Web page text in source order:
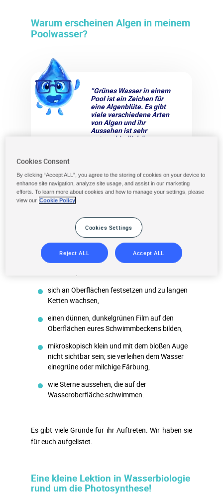
Warum erscheinen Algen in meinem
Poolwasser?
“Grünes Wasser in einem
Pool ist ein Zeichen für
eine Algenblüte. Es gibt
viele verschiedene Arten
von Algen und ihr
Aussehen ist sehr
unterschiedlich.”
In einem Pool können sie:
die Form von schwebenden grünen Fäden
annehmen,,
sich zu Klumpen oder schwimmenden
Teppichen zusammenballen,
sich im Boden eures Schwimmbeckens
sich an Oberflächen festsetzen und zu langen
Ketten wachsen,
einen dünnen, dunkelgrünen Film auf den
Oberflächen eures Schwimmbeckens bilden,
mikroskopisch klein und mit dem bloßen Auge
nicht sichtbar sein; sie verleihen dem Wasser
einegrüne oder milchige Färbung,
wie Sterne aussehen, die auf der
Wasseroberfläche schwimmen.
Es gibt viele Gründe für ihr Auftreten. Wir haben sie
für euch aufgelistet.
Eine kleine Lektion in Wasserbiologie
rund um die Photosynthese!
Cookies Consent
By clicking “Accept ALL”, you agree to the storing of cookies on your device to
enhance site navigation, analyze site usage, and assist in our marketing
efforts. To learn more about cookies and how to manage your settings, please
view our Cookie Policy
Cookies Settings
Reject ALL Accept ALL